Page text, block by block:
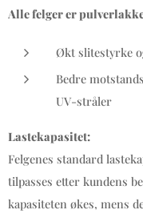
Alle felger er
Økt slitestyrke
Bedre
UV-stråler
Lastekapasitet:
Felgenes standard
tilpasses etter kundens
kapasiteten økes, mens